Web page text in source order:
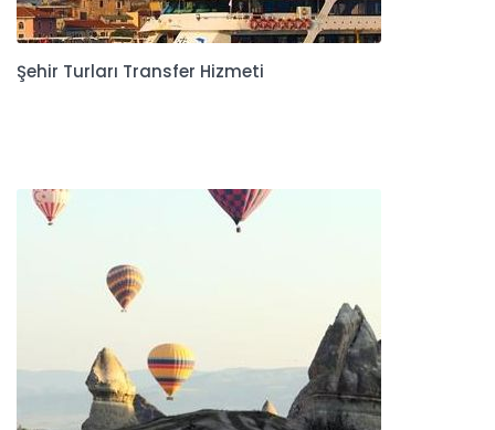
Şehir Turları Transfer Hizmeti